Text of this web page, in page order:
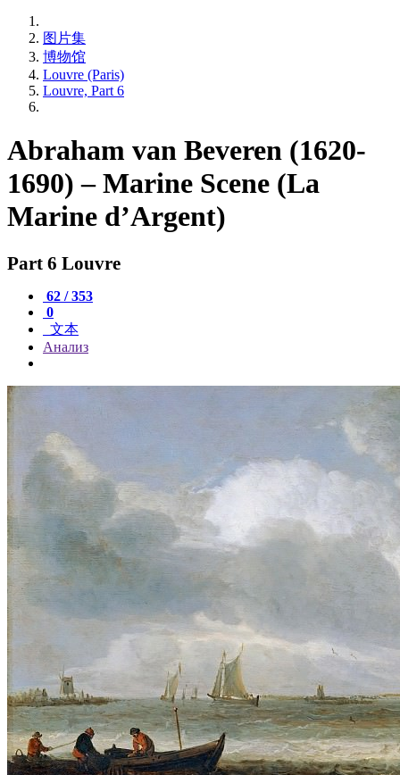
图片集
博物馆
Louvre (Paris)
Louvre, Part 6
Abraham van Beveren (1620-
1690) – Marine Scene (La
Marine d’Argent)
Part 6 Louvre
62 / 353
0
文本
Анализ